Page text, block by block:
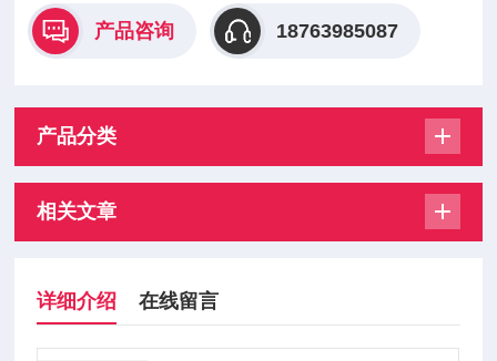
产品咨询 18763985087
产品分类
相关文章
详细介绍 在线留言